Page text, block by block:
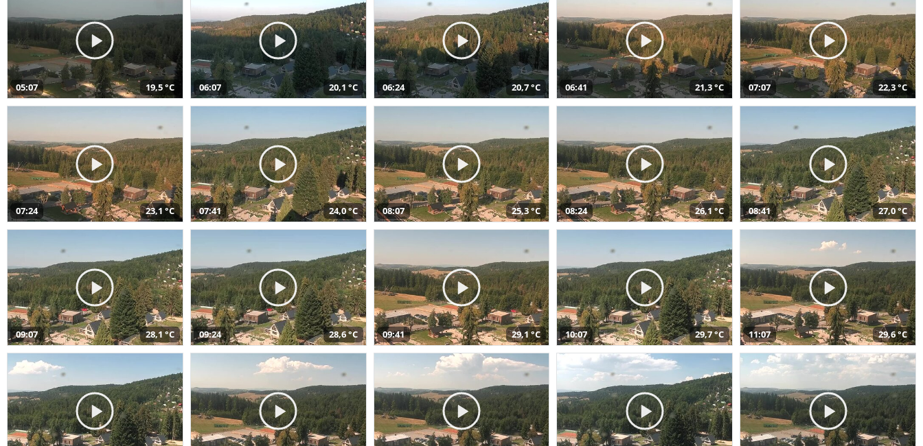
05:07 19,5 °C 06:07 20,1 °C 06:24 20,7 °C 06:41 21,3 °C 07:07 22,3 °C
07:24 23,1 °C 07:41 24,0 °C 08:07 25,3 °C 08:24 26,1 °C 08:41 27,0 °C
09:07 28,1 °C 09:24 28,6 °C 09:41 29,1 °C 10:07 29,7 °C 11:07 29,6 °C